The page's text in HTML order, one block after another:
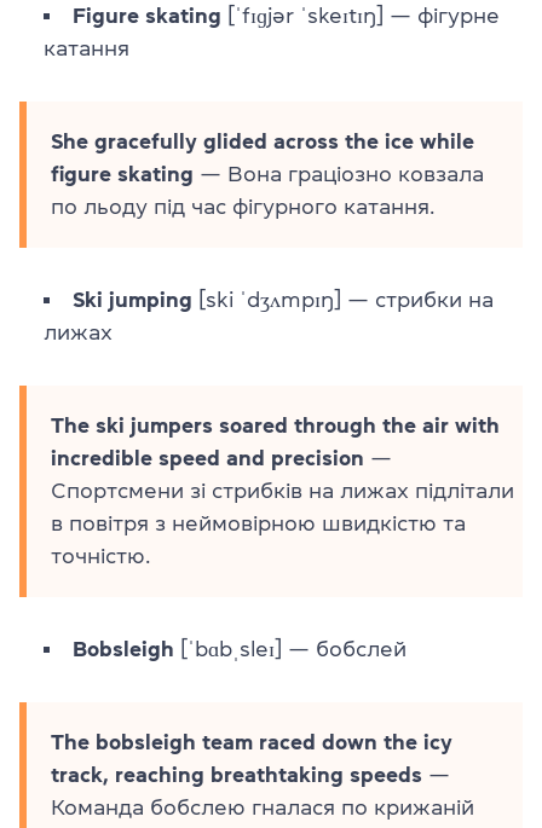
Figure skating [ˈfɪɡjər ˈskeɪtɪŋ] — фігурне
катання
She gracefully glided across the ice while
figure skating — Вона граціозно ковзала
по льоду під час фігурного катання.
Ski jumping [ski ˈdʒʌmpɪŋ] — стрибки на
лижах
The ski jumpers soared through the air with
incredible speed and precision —
Спортсмени зі стрибків на лижах підлітали
в повітря з неймовірною швидкістю та
точністю.
Bobsleigh [ˈbɑbˌsleɪ] — бобслей
The bobsleigh team raced down the icy
track, reaching breathtaking speeds —
Команда бобслею гналася по крижаній